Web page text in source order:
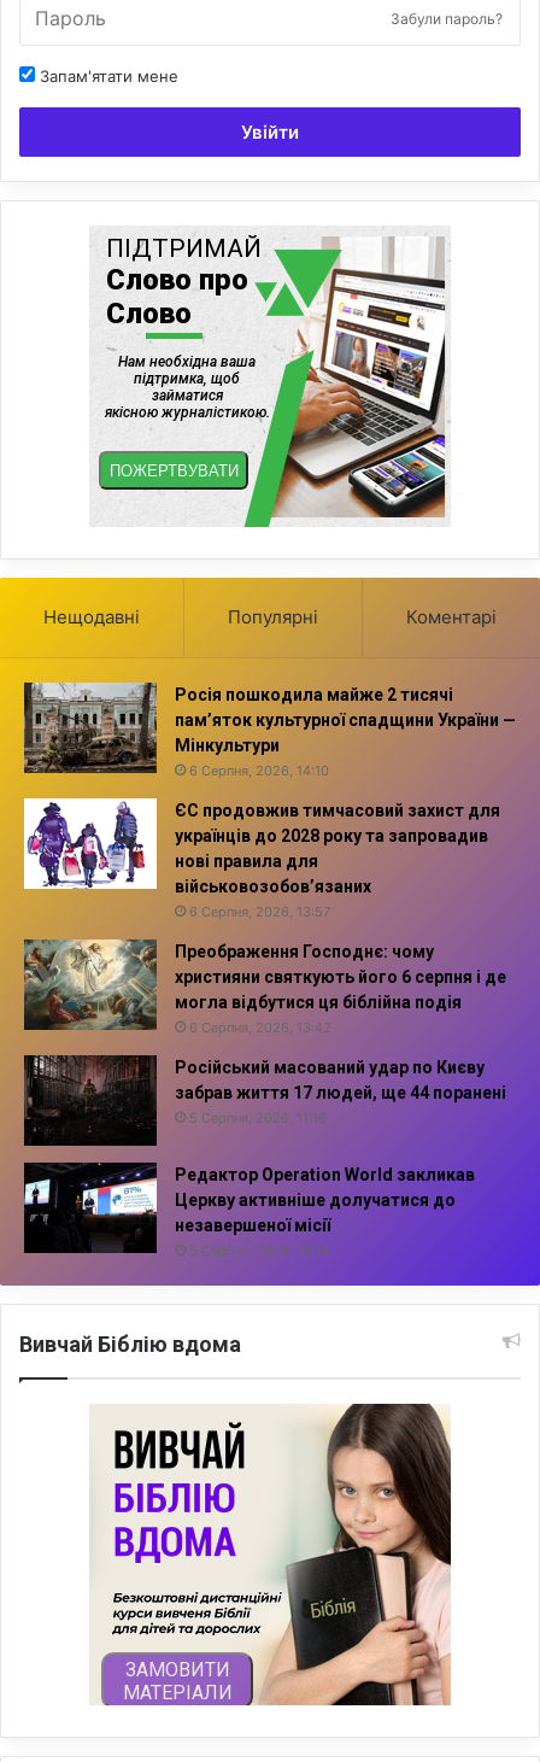
Забули пароль?
Запам'ятати мене
Увійти
Нещодавні Популярні Коментарі
Росія пошкодила майже 2 тисячі
пам’яток культурної спадщини України —
Мінкультури
6 Серпня, 2026, 14:10
ЄС продовжив тимчасовий захист для
українців до 2028 року та запровадив
нові правила для
військовозобов’язаних
6 Серпня, 2026, 13:57
Преображення Господнє: чому
християни святкують його 6 серпня і де
могла відбутися ця біблійна подія
6 Серпня, 2026, 13:42
Російський масований удар по Києву
забрав життя 17 людей, ще 44 поранені
5 Серпня, 2026, 11:16
Редактор Operation World закликав
Церкву активніше долучатися до
незавершеної місії
5 Серпня, 2026, 10:14
Вивчай Біблію вдома